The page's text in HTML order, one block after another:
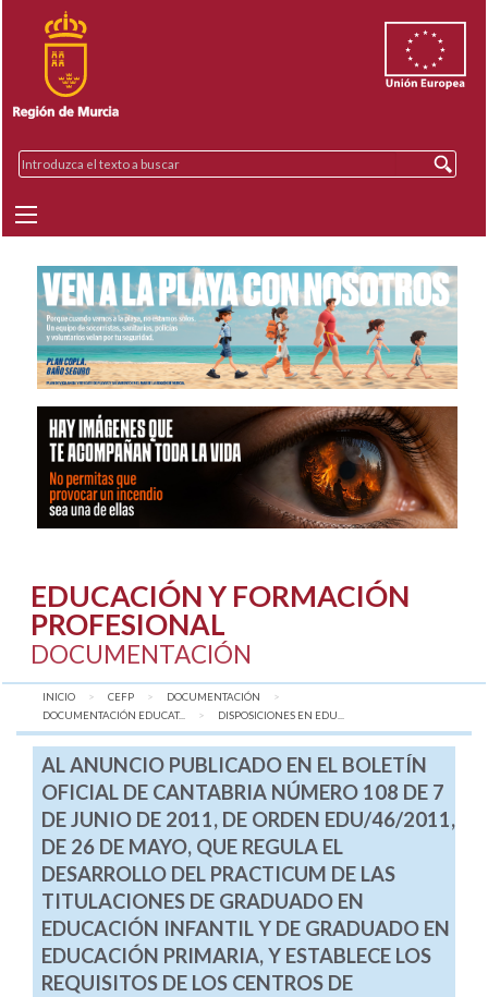
EDUCACIÓN Y FORMACIÓN
PROFESIONAL
DOCUMENTACIÓN
INICIO CEFP
DOCUMENTACIÓN
DOCUMENTACIÓN EDUCAT...
AQUÍ:
DISPOSICIONES EN EDU...
AL ANUNCIO PUBLICADO EN EL BOLETÍN
OFICIAL DE CANTABRIA NÚMERO 108 DE 7
DE JUNIO DE 2011, DE ORDEN EDU/46/2011,
DE 26 DE MAYO, QUE REGULA EL
DESARROLLO DEL PRACTICUM DE LAS
TITULACIONES DE GRADUADO EN
EDUCACIÓN INFANTIL Y DE GRADUADO EN
EDUCACIÓN PRIMARIA, Y ESTABLECE LOS
REQUISITOS DE LOS CENTROS DE